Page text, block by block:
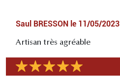
Saul BRESSON le 11/05/2023
Artisan très agréable